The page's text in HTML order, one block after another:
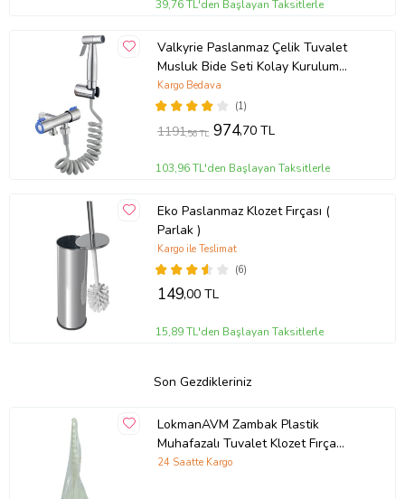
39,76 TL'den Başlayan Taksitlerle
Valkyrie Paslanmaz Çelik Tuvalet
Musluk Bide Seti Kolay Kurulum
Kullanım Çift Çıkışlı Gümüş Evcil
Hayvan Yıkama Aleti
(1)
Kargo Bedava
1191,56 TL 974,70 TL
103,96 TL'den Başlayan Taksitlerle
Eko Paslanmaz Klozet Fırçası (
Parlak )
(6)
Kargo ile Teslimat
149,00 TL
15,89 TL'den Başlayan Taksitlerle
Son Gezdikleriniz
LokmanAVM Zambak Plastik
Muhafazalı Tuvalet Klozet Fırça
Takımı Karışık Renk ZP-152
24 Saatte Kargo